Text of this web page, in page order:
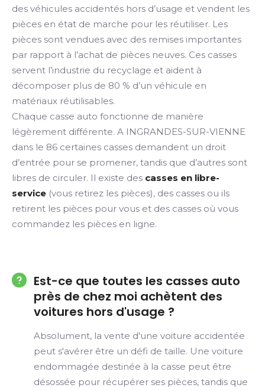
des véhicules accidentés hors d’usage et vendent les
pièces en état de marche pour les réutiliser. Les
pièces sont vendues avec des remises importantes
par rapport à l’achat de pièces neuves. Ces casses
servent l’industrie du recyclage et aident à
décomposer plus de 80 % d’un véhicule en
matériaux réutilisables.
Chaque casse auto fonctionne de manière
légèrement différente. A INGRANDES-SUR-VIENNE
dans le 86 certaines casses demandent un droit
d’entrée pour se promener, tandis que d’autres sont
libres de circuler. Il existe des casses en libre-
service (vous retirez les pièces), des casses ou ils
retirent les pièces pour vous et des casses où vous
commandez les pièces en ligne.
Est-ce que toutes les casses auto
près de chez moi achètent des
voitures hors d'usage ?
Absolument, la vente d'une voiture accidentée
peut s'avérer être un défi de taille. Une voiture
endommagée destinée à la casse peut être
désossée pour récupérer ses pièces, tandis que